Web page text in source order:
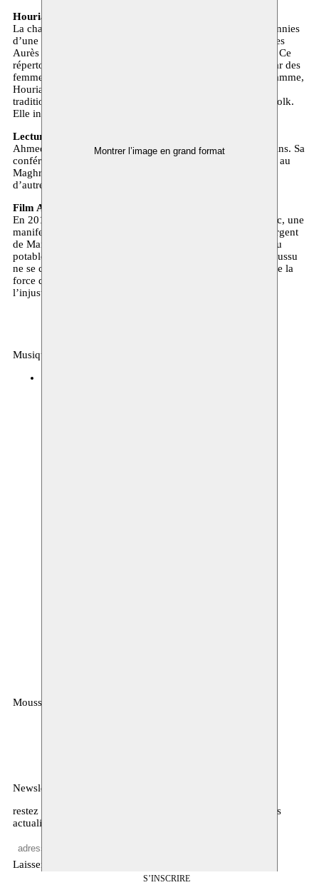
Montrer l’image en grand format
Houria Aïchi concert + introduction
La chanteuse algérienne Houria Aïchi jouit depuis des décennies
d’une renommée pour son interprétation de chants sacrés des
Aurès (la chaîne de montagnes au nord-ouest de l’Algérie). Ce
répertoire amazigh est interprété depuis la nuit des temps par des
femmes troubadours émancipées. Dans son nouveau programme,
Houria Aïchi rend aussi hommage aux voix féminines de la
tradition arabo-andalouse, du raï algérien et de la tradition folk.
Elle introduira le concert par une brève conférence.
Lecture Ahmed Aassid
Ahmed Aassid est auteur, poète et activiste des droits humains. Sa
conférence se focalise sur différents mouvements amazighs au
Maghreb à partir d’un contexte international et en lien avec
d’autres mouvements (de protestation).
Film Amussu
En 2011, un groupe de villageois entame à Imider, au Maroc, une
manifestation pacifique contre l’exploitation de la mine d’argent
de Managem. Leurs revendications sont fondamentales : eau
potable, terre et droits humains. Le documentaire primé Amussu
ne se concentre pas sur la misère, mais sur l’espoir et montre la
force de la poésie et des métaphores dans le combat contre
l’injustice.
Musique, débat, archives
Moussem
Newsletter
restez informé·es sur notre programme, l’agenda, et d’autres
actualités
Laisser vide
S’INSCRIRE